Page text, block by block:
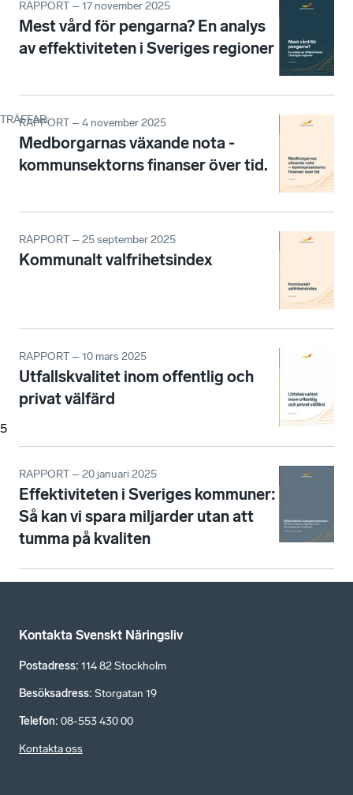
TRÄFFAR:
5
RAPPORT – 17 november 2025
Mest vård för pengarna? En analys
av effektiviteten i Sveriges regioner
RAPPORT – 4 november 2025
Medborgarnas växande nota -
kommunsektorns finanser över tid.
RAPPORT – 25 september 2025
Kommunalt valfrihetsindex
RAPPORT – 10 mars 2025
Utfallskvalitet inom offentlig och
privat välfärd
RAPPORT – 20 januari 2025
Effektiviteten i Sveriges kommuner:
Så kan vi spara miljarder utan att
tumma på kvaliten
Kontakta Svenskt Näringsliv
Postadress: 114 82 Stockholm
Besöksadress: Storgatan 19
Telefon: 08-553 430 00
Kontakta oss